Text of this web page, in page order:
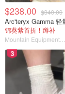
$238.00 $340.00
锦葵紫首折！蹲补
3